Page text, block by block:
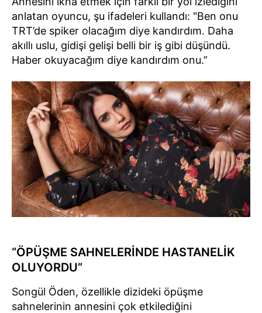
anlatan oyuncu, şu ifadeleri kullandı: "Ben onu
TRT’de spiker olacağım diye kandırdım. Daha
akıllı uslu, gidişi gelişi belli bir iş gibi düşündü.
Haber okuyacağım diye kandırdım onu.”
“ÖPÜŞME SAHNELERİNDE HASTANELİK
OLUYORDU”
Songül Öden, özellikle dizideki öpüşme
sahnelerinin annesini çok etkilediğini